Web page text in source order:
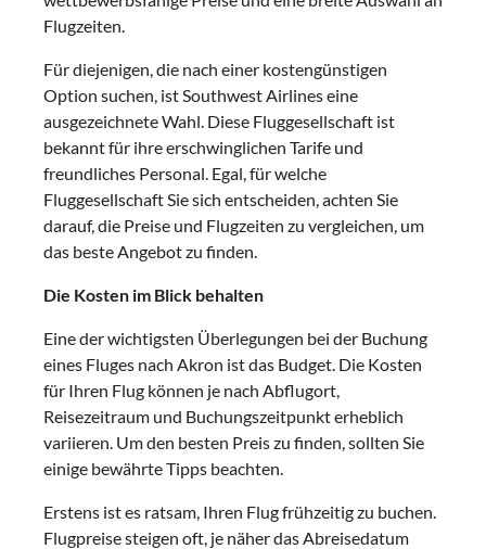
Flugzeiten.
Für diejenigen, die nach einer kostengünstigen
Option suchen, ist Southwest Airlines eine
ausgezeichnete Wahl. Diese Fluggesellschaft ist
bekannt für ihre erschwinglichen Tarife und
freundliches Personal. Egal, für welche
Fluggesellschaft Sie sich entscheiden, achten Sie
darauf, die Preise und Flugzeiten zu vergleichen, um
das beste Angebot zu finden.
Die Kosten im Blick behalten
Eine der wichtigsten Überlegungen bei der Buchung
eines Fluges nach Akron ist das Budget. Die Kosten
für Ihren Flug können je nach Abflugort,
Reisezeitraum und Buchungszeitpunkt erheblich
variieren. Um den besten Preis zu finden, sollten Sie
einige bewährte Tipps beachten.
Erstens ist es ratsam, Ihren Flug frühzeitig zu buchen.
Flugpreise steigen oft, je näher das Abreisedatum